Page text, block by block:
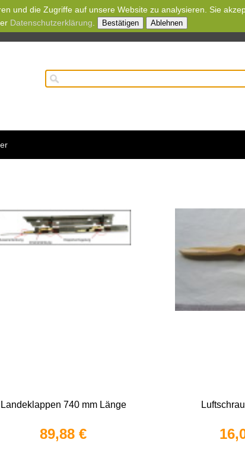
und die Zugriffe auf unsere Website zu analysieren. Sie
Datenschutzerklärung Bestätigen Ablehnen
Landeklappen 740 mm Länge
89,88 €